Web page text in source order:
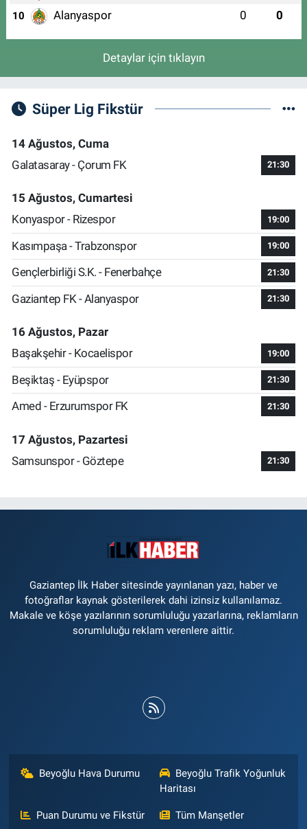
10 Alanyaspor 0 0
Detaylar için tıklayın
Süper Lig Fikstür
14 Ağustos, Cuma
Galatasaray - Çorum FK
21:30
15 Ağustos, Cumartesi
Konyaspor - Rizespor
19:00
Kasımpaşa - Trabzonspor 19:00
Gençlerbirliği S.K. - Fenerbahçe 21:30
Gaziantep FK - Alanyaspor 21:30
16 Ağustos, Pazar
Başakşehir - Kocaelispor
19:00
Beşiktaş - Eyüpspor 21:30
Amed - Erzurumspor FK 21:30
17 Ağustos, Pazartesi
Samsunspor - Göztepe
21:30
Gaziantep İlk Haber sitesinde yayınlanan yazı, haber ve
fotoğraflar kaynak gösterilerek dahi izinsiz kullanılamaz.
Makale ve köşe yazılarının sorumluluğu yazarlarına, reklamların
sorumluluğu reklam verenlere aittir.
Beyoğlu Hava Durumu
Beyoğlu Trafik Yoğunluk
Haritası
Puan Durumu ve Fikstür Tüm Manşetler